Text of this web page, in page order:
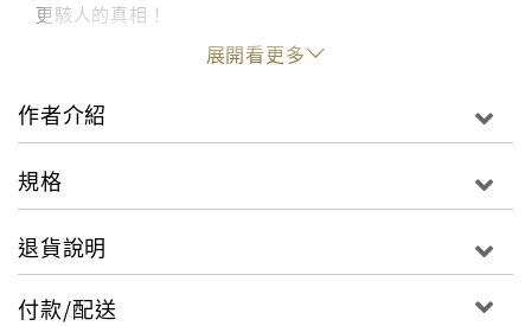
更駭人的真相！
展開看更多
作者介紹
規格
退貨說明
付款/配送